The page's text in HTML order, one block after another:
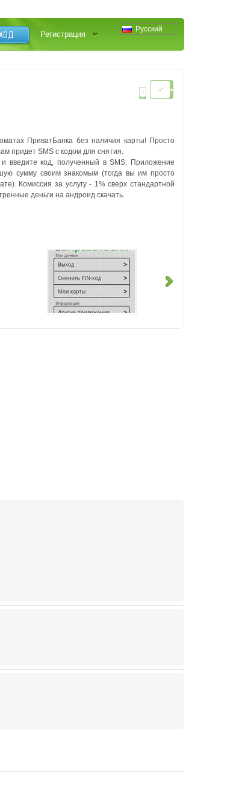
Русский
Регистрация
ПриватБанка без наличия карты! Просто
придет SMS с кодом для снятия.
введите код, полученный в SMS. Приложение
сумму своим знакомым (тогда вы им просто
Комиссия за услугу - 1% сверх стандартной
деньги на андроид скачать.